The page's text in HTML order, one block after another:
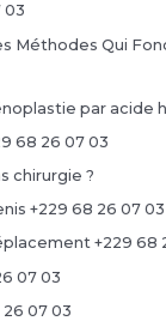
03
Méthodes Qui
par acide
68 26 07 03
chirurgie ?
+229 68 26 07 03
+229 68
07 03
07 03